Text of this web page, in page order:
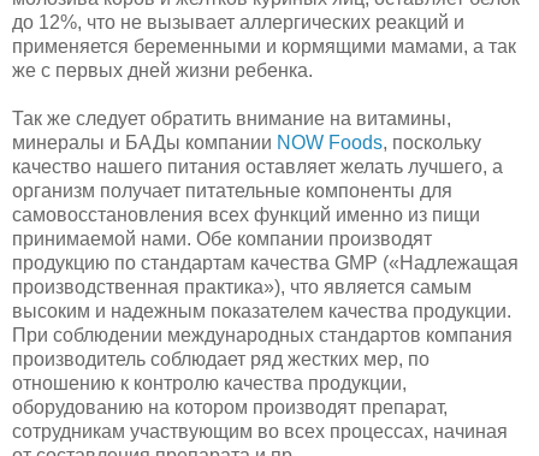
до 12%, что не вызывает аллергических реакций и
применяется беременными и кормящими мамами, а так
же с первых дней жизни ребенка.
Так же следует обратить внимание на витамины,
минералы и БАДы компании NOW Foods, поскольку
качество нашего питания оставляет желать лучшего, а
организм получает питательные компоненты для
самовосстановления всех функций именно из пищи
принимаемой нами. Обе компании производят
продукцию по стандартам качества GMP («Надлежащая
производственная практика»), что является самым
высоким и надежным показателем качества продукции.
При соблюдении международных стандартов компания
производитель соблюдает ряд жестких мер, по
отношению к контролю качества продукции,
оборудованию на котором производят препарат,
сотрудникам участвующим во всех процессах, начиная